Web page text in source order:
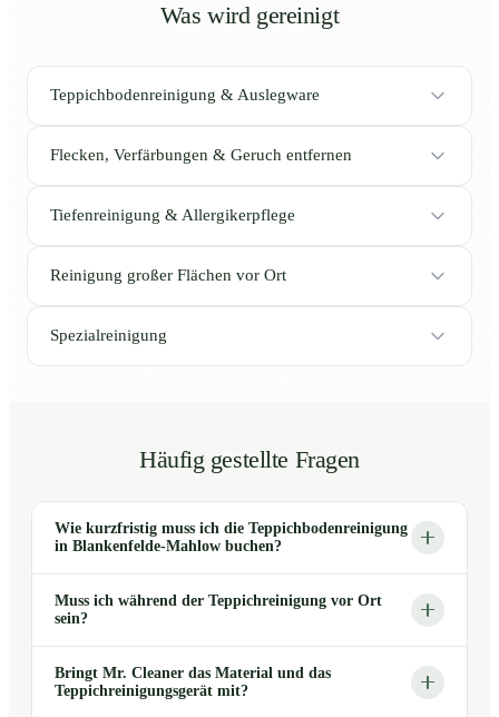
Was wird gereinigt
Teppichbodenreinigung & Auslegware
Flecken, Verfärbungen & Geruch entfernen
Tiefenreinigung & Allergikerpflege
Reinigung großer Flächen vor Ort
Spezialreinigung
Häufig gestellte Fragen
Wie kurzfristig muss ich die Teppichbodenreinigung
in Blankenfelde-Mahlow buchen?
Muss ich während der Teppichreinigung vor Ort
sein?
Bringt Mr. Cleaner das Material und das
Teppichreinigungsgerät mit?